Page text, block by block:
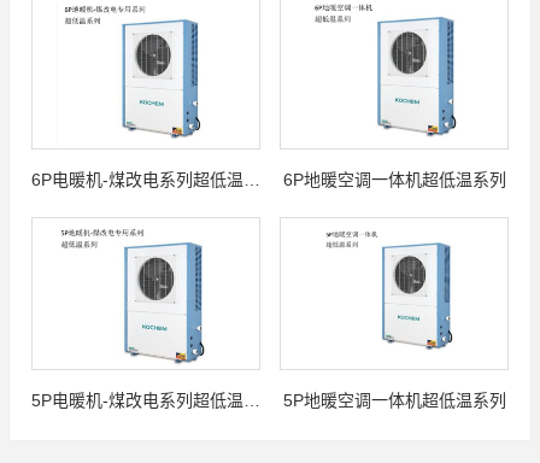
6P电暖机-煤改电系列超低温系列 6P地暖空调一体机超低温系列
5P电暖机-煤改电系列超低温系列 5P地暖空调一体机超低温系列